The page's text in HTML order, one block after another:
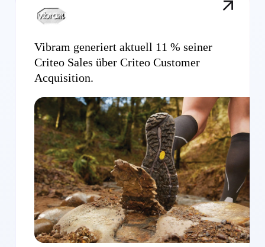
Vibram generiert aktuell 11 % seiner
Criteo Sales über Criteo Customer
Acquisition.